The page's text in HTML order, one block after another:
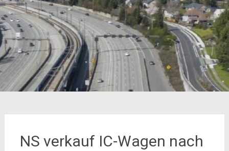
NS verkauf IC-Wagen nach